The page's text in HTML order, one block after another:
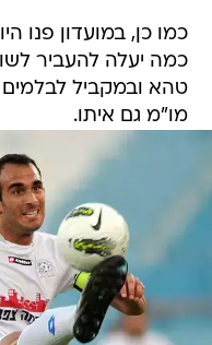
כמו כן, במועדון פנו
כמה יעלה להעביר
טהא ובמקביל
מו"מ גם איתו.